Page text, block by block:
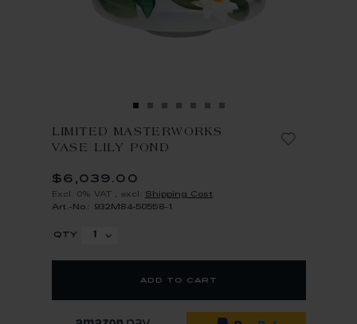
LIMITED MASTERWORKS
VASE LILY POND
$6,039.00
Excl. 0% VAT excl. Shipping Cost
Art.-No.: 932M84-50558-1
qty
add to cart